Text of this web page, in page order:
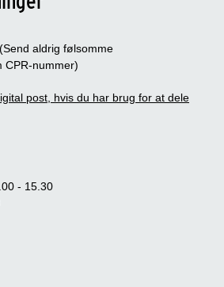
(Send aldrig følsomme
CPR-nummer)
post, hvis du har brug for at dele
- 15.30